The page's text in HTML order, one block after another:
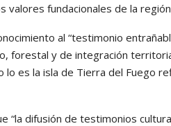
valores fundacionales de la
al “testimonio
forestal y de integración
es la isla de Tierra del Fuego
“la difusión de testimonios